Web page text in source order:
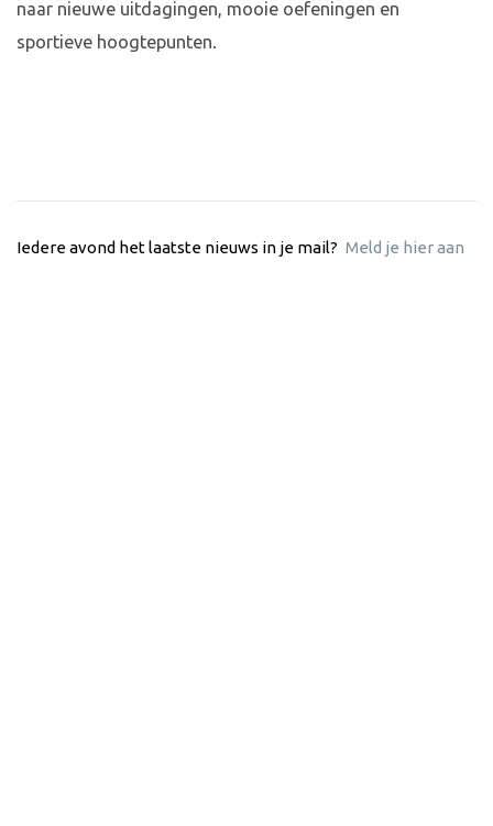
naar nieuwe uitdagingen, mooie oefeningen en
sportieve hoogtepunten.
Iedere avond het laatste nieuws in je mail? Meld je hier aan